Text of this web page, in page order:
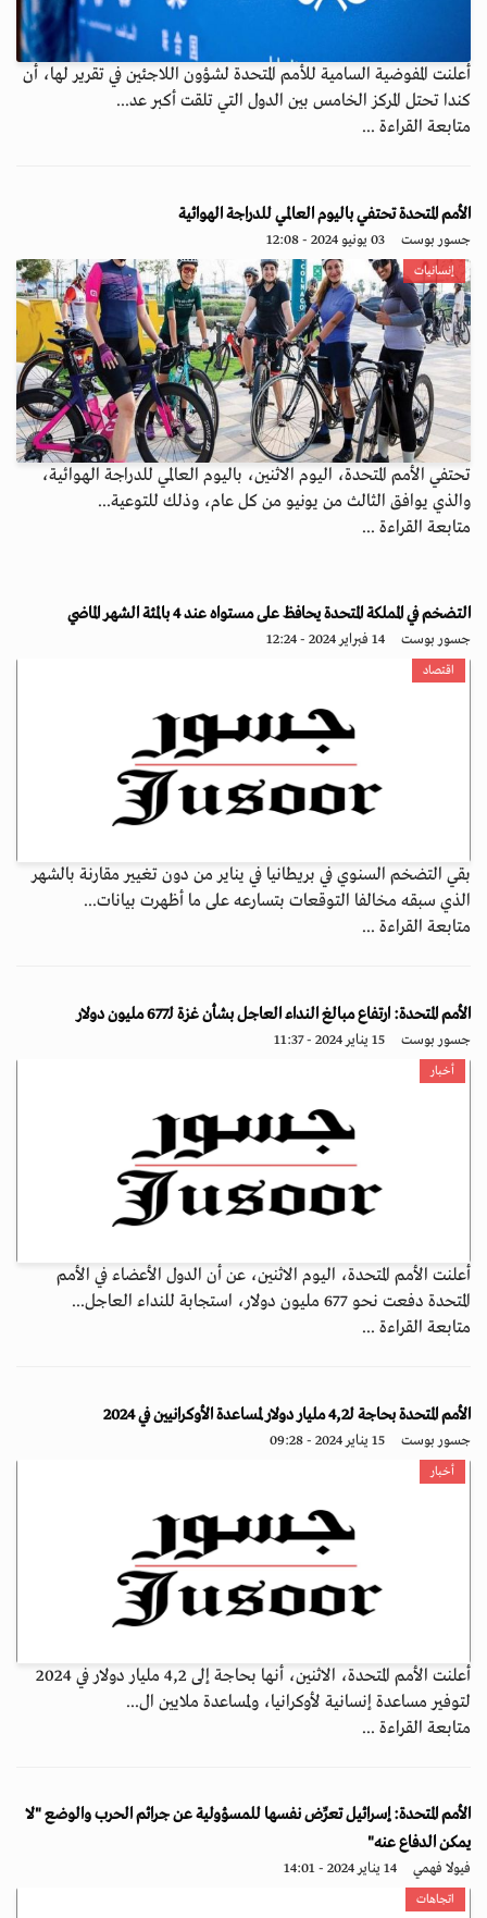
أعلنت المفوضية السامية للأمم المتحدة لشؤون اللاجئين في تقرير لها، أن
كندا تحتل المركز الخامس بين الدول التي تلقت أكبر عد...
متابعة القراءة ...
الأمم المتحدة تحتفي باليوم العالمي للدراجة الهوائية
جسور بوست 03 يونيو 2024 - 12:08
إنسانيات
تحتفي الأمم المتحدة، اليوم الاثنين، باليوم العالمي للدراجة الهوائية،
والذي يوافق الثالث من يونيو من كل عام، وذلك للتوعية...
متابعة القراءة ...
التضخم في المملكة المتحدة يحافظ على مستواه عند 4 بالمئة الشهر الماضي
جسور بوست 14 فبراير 2024 - 12:24
اقتصاد
بقي التضخم السنوي في بريطانيا في يناير من دون تغيير مقارنة بالشهر
الذي سبقه مخالفا التوقعات بتسارعه على ما أظهرت بيانات...
متابعة القراءة ...
الأمم المتحدة: ارتفاع مبالغ النداء العاجل بشأن غزة لـ677 مليون دولار
جسور بوست 15 يناير 2024 - 11:37
أخبار
أعلنت الأمم المتحدة، اليوم الاثنين، عن أن الدول الأعضاء في الأمم
المتحدة دفعت نحو 677 مليون دولار، استجابة للنداء العاجل...
متابعة القراءة ...
الأمم المتحدة بحاجة لـ4,2 مليار دولار لمساعدة الأوكرانيين في 2024
جسور بوست 15 يناير 2024 - 09:28
أخبار
أعلنت الأمم المتحدة، الاثنين، أنها بحاجة إلى 4,2 مليار دولار في 2024
لتوفير مساعدة إنسانية لأوكرانيا، ولمساعدة ملايين ال...
متابعة القراءة ...
الأمم المتحدة: إسرائيل تعرِّض نفسها للمسؤولية عن جرائم الحرب والوضع "لا
يمكن الدفاع عنه"
فيولا فهمي 14 يناير 2024 - 14:01
اتجاهات